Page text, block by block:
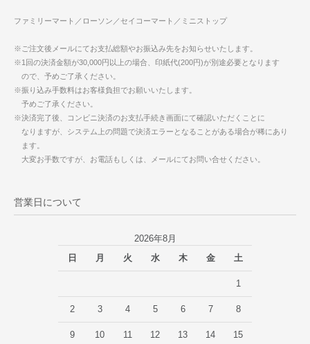
ファミリーマート／ローソン／セイコーマート／ミニストップ
※ご注文後メールにてお支払総額やお振込み先をお知らせいたします。
※1回の決済金額が30,000円以上の場合、印紙代(200円)が別途必要となります
ので、予めご了承ください。
※振り込み手数料はお客様負担でお願いいたします。
予めご了承ください。
※決済完了後、コンビニ決済のお支払手続き画面にて確認いただくことに
なりますが、システム上の問題で決済エラーとなることがある場合が稀にあり
ます。
大変お手数ですが、お電話もしくは、メールにてお問い合せください。
営業日について
2026年8月
日
月 火 水 木 金 土
1
2 3 4 5 6 7 8
9 10 11 12 13 14 15